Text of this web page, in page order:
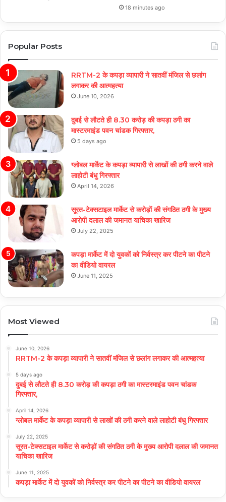
18 minutes ago
Popular Posts
RRTM-2 के कपड़ा व्यापारी ने सातवीं मंजिल से छलांग
लगाकर की आत्महत्या
June 10, 2026
दुबई से लौटते ही 8.30 करोड़ की कपड़ा ठगी का
मास्टरमाइंड पवन चांडक गिरफ्तार,
5 days ago
ग्लोबल मार्केट के कपड़ा व्यापारी से लाखों की ठगी करने वाले
लाहोटी बंधु गिरफ्तार
April 14, 2026
सूरत-टेक्सटाइल मार्केट से करोड़ों की संगठित ठगी के मुख्य
आरोपी दलाल की जमानत याचिका खारिज
July 22, 2025
कपड़ा मार्केट में दो युवकों को निर्वस्त्र कर पीटने का पीटने
का वीडियो वायरल
June 11, 2025
Most Viewed
June 10, 2026
RRTM-2 के कपड़ा व्यापारी ने सातवीं मंजिल से छलांग लगाकर की आत्महत्या
5 days ago
दुबई से लौटते ही 8.30 करोड़ की कपड़ा ठगी का मास्टरमाइंड पवन चांडक
गिरफ्तार,
April 14, 2026
ग्लोबल मार्केट के कपड़ा व्यापारी से लाखों की ठगी करने वाले लाहोटी बंधु गिरफ्तार
July 22, 2025
सूरत-टेक्सटाइल मार्केट से करोड़ों की संगठित ठगी के मुख्य आरोपी दलाल की जमानत
याचिका खारिज
June 11, 2025
कपड़ा मार्केट में दो युवकों को निर्वस्त्र कर पीटने का पीटने का वीडियो वायरल